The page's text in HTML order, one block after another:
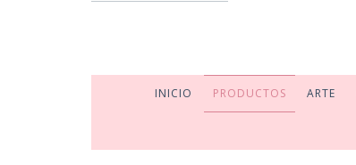
INICIO PRODUCTOS ARTE